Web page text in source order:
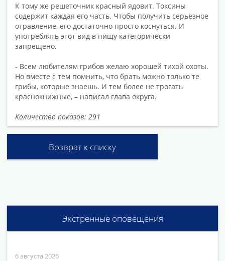
К тому же решеточник красный ядовит. Токсины
содержит каждая его часть. Чтобы получить серьёзное
отравление, его достаточно просто коснуться. И
употреблять этот вид в пищу категорически
запрещено.
- Всем любителям грибов желаю хорошей тихой охоты.
Но вместе с тем помнить, что брать можно только те
грибы, которые знаешь. И тем более не трогать
краснокнижные, – написал глава округа.
Количество показов: 291
Возврат к списку
Экстренные оповещения
6 августа 2026